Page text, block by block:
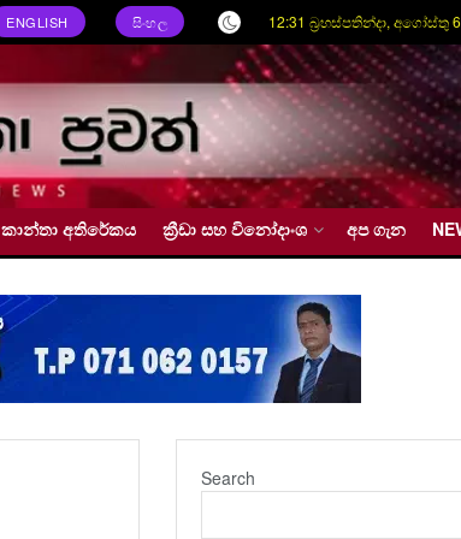
ENGLISH සිංහල 12:31 බ්‍රහස්පතින්දා, අගෝස්තු
කාන්තා අතිරේකය ක්‍රීඩා සහ විනෝදාංශ අප ගැන
Search